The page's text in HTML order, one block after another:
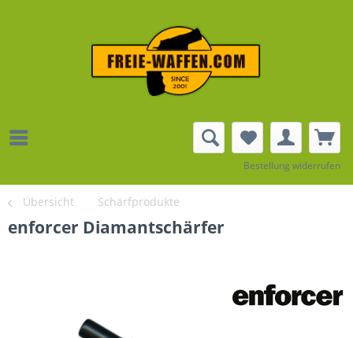
Bestellung widerrufen
Übersicht Schärfprodukte
enforcer Diamantschärfer